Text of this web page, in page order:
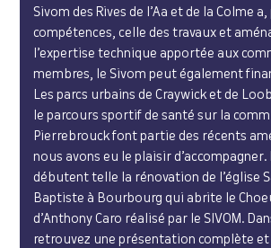
Sivom des Rives de l’Aa et de la Colme
compétences, celle des travaux et
l’expertise technique apportée aux
membres, le Sivom peut également
Les parcs urbains de Craywick et de
le parcours sportif de santé sur la
Pierrebrouck font partie des récents
nous avons eu le plaisir d’accompagner.
débutent telle la rénovation de l’église
Baptiste à Bourbourg qui abrite le
d’Anthony Caro réalisé par le SIVOM.
retrouvez une présentation complète et